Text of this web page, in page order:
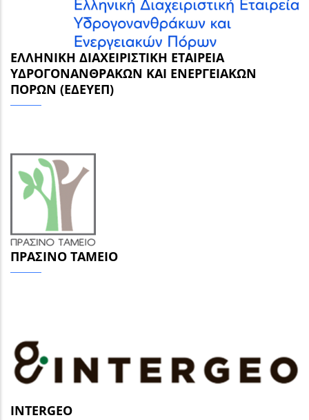
ΕΛΛΗΝΙΚΉ ΔΙΑΧΕΙΡΙΣΤΙΚΉ ΕΤΑΙΡΕΊΑ
ΥΔΡΟΓΟΝΑΝΘΡΆΚΩΝ ΚΑΙ ΕΝΕΡΓΕΙΑΚΏΝ
ΠΌΡΩΝ (ΕΔΕΥΕΠ)
ΠΡΆΣΙΝΟ ΤΑΜΕΊΟ
INTERGEO